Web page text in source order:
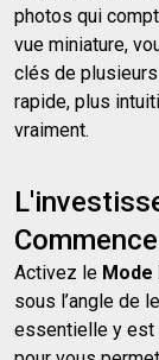
photos qui
vue miniature,
clés de
rapide, plus
vraiment.
Activez le
sous l’angle de
essentielle y est